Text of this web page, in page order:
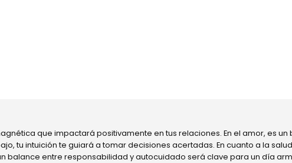
que impactará positivamente en tus relaciones. En el amor, es
tu intuición te guiará a tomar decisiones acertadas. En cuanto a la
balance entre responsabilidad y autocuidado será clave para un día